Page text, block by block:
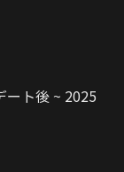
ート後 ~ 2025